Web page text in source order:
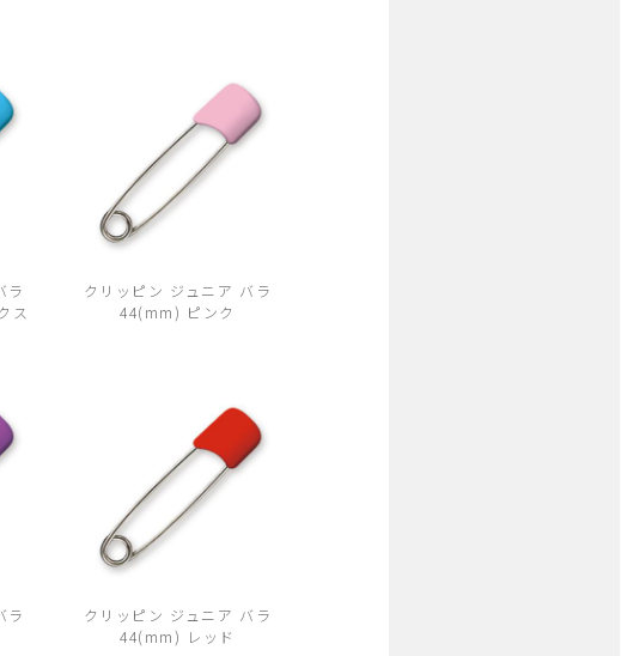
ラ
ス
クリッピン ジュニア バラ
44(mm) ピンク
ラ
クリッピン ジュニア バラ
44(mm) レッド